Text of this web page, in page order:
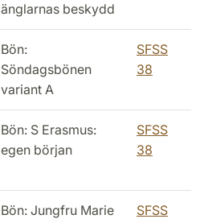
änglarnas beskydd
Bön:
Söndagsbönen
variant A
SFSS
38
Bön: S Erasmus:
egen början
SFSS
38
Bön: Jungfru Marie
SFSS